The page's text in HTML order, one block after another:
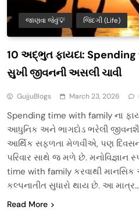
જાણવા જેવું💡 જિંદગી (Life)
10 અદ્ભુત ફાયદા:
સુખી જીવનની અસલી ચાવી
GujjuBlogs March 23, 2026
Spending time with family ના
આધુનિક અને ભાગદોડ ભરેલી
આર્થિક સફળતા મેળવીએ, પણ
પરિવાર સાથે જ મળે છે. મનોવિજ્ઞાન
time with family કરવાથી માનસિક
કલ્પનાતીત સુધારો થાય છે. આ માત્ર…
Read More